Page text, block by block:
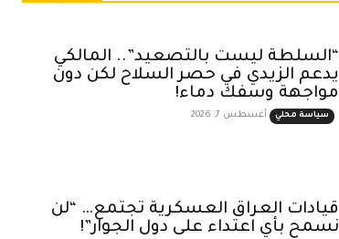
“السلطة ليست بالتصعيد”.. المالكي
يدعم الزيدي في حصر السلاح لكن دون
مواجهة وسفك دماء!
سياسة محلي أغسطس 7, 2026
قيادات العراق العسكرية تجتمع… “لن
نسمح بأي اعتداء على دول الجوار”!